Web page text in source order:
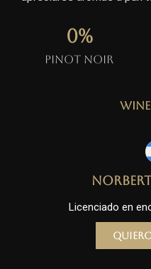
Pinot Noir
0%
Licenciado en